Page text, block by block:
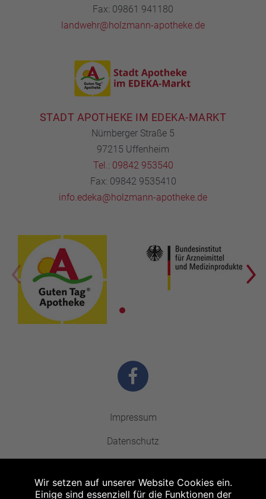
Fax: 09861 941180
landwehr@holzmann-apotheke.de
STADT APOTHEKE IM EDEKA-MARKT
Nürnberger Straße 5
97215 Uffenheim
Tel.: 09842 953540
Fax: 09842 9535410
info.edeka@holzmann-apotheke.de
Impressum
Datenschutz
Kontakt
Wir setzen auf unserer Website Cookies ein.
Einige sind essenziell für die Funktionen der